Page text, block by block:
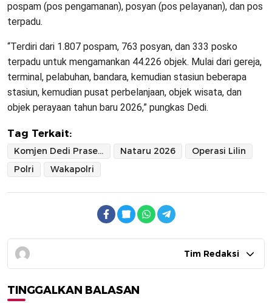
pospam (pos pengamanan), posyan (pos pelayanan), dan pos
terpadu.
“Terdiri dari 1.807 pospam, 763 posyan, dan 333 posko
terpadu untuk mengamankan 44.226 objek. Mulai dari gereja,
terminal, pelabuhan, bandara, kemudian stasiun beberapa
stasiun, kemudian pusat perbelanjaan, objek wisata, dan
objek perayaan tahun baru 2026,” pungkas Dedi.
Tag Terkait:
Komjen Dedi Prasetyo Nataru 2026
Operasi Lilin
Polri
Wakapolri
Tim Redaksi
TINGGALKAN BALASAN